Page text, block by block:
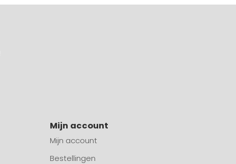
Mijn account
Mijn account
Bestellingen